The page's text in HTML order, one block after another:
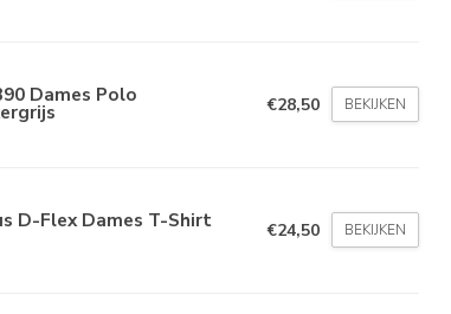
Dames Polo €28,50 BEKIJKEN
D-Flex Dames T-Shirt €24,50 BEKIJKEN